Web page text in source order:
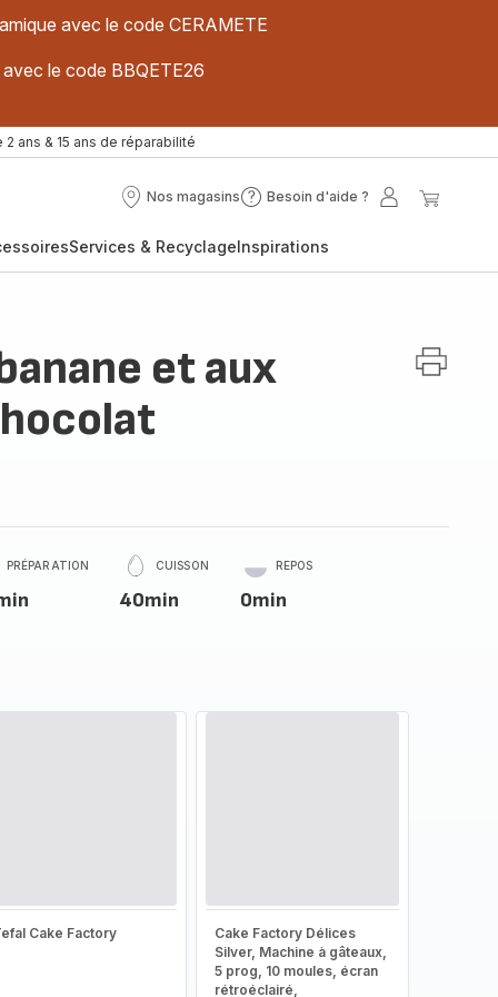
avec le code CERAMETE
le code BBQETE26
2 ans & 15 ans de réparabilité
Nos magasins
Nos
Besoin d'aide ?
Besoin
?
Mon
Services & RecyclageInspirations
et aux
PRÉPARATION CUISSON
40min
REPOS
0min
Cake Factory
Cake Factory Délices
Silver, Machine à gâteaux,
5 prog, 10 moules, écran
rétroéclairé,